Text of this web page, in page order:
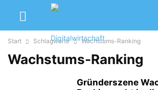
Start Schlagworte Wachstums-Ranking
Wachstums-Ranking
Gründerszene